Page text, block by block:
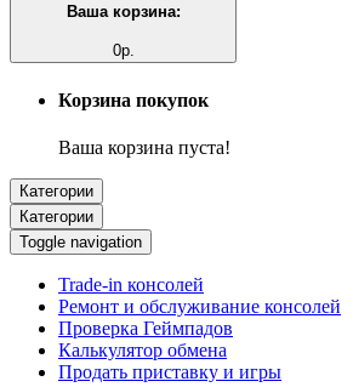
Ваша корзина:
0р.
Корзина покупок
Ваша корзина пуста!
Категории
Категории
Toggle navigation
Trade-in консолей
Ремонт и обслуживание консолей
Проверка Геймпадов
Калькулятор обмена
Продать приставку и игры